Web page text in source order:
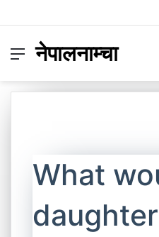
Menu
नेपालनाम्चा
What